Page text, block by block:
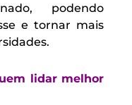
podendo
e tornar mais
lidar melhor